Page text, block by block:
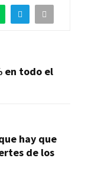
en todo el
hay que
de los